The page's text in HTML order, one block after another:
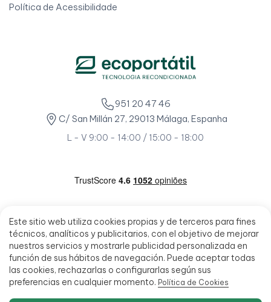
Este sitio web utiliza cookies propias y de terceros para fines
técnicos, analíticos y publicitarios, con el objetivo de mejorar
nuestros servicios y mostrarle publicidad personalizada en
función de sus hábitos de navegación. Puede aceptar todas
las cookies, rechazarlas o configurarlas según sus
preferencias en cualquier momento. Política de Cookies
Política de Acessibilidade
951 20 47 46
C/ San Millán 27, 29013 Málaga, Espanha
L - V 9:00 - 14:00 / 15:00 - 18:00